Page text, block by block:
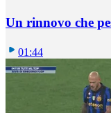
Un rinnovo che
01:44